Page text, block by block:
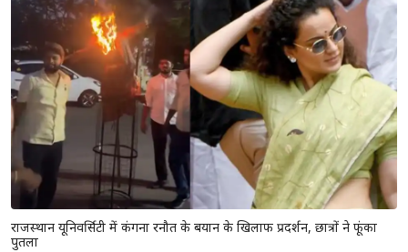
राजस्थान यूनिवर्सिटी में कंगना रनौत के बयान के खिलाफ प्रदर्शन, छात्रों ने फूंका
पुतला